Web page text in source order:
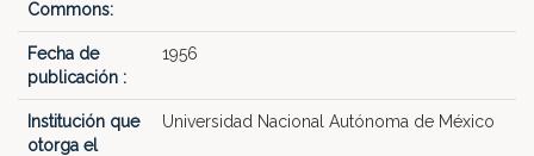
Commons:
Fecha de
publicación :
1956
Institución que
otorga el
Universidad Nacional Autónoma de México